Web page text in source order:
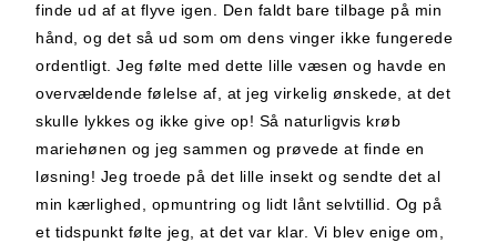
finde ud af at flyve igen. Den faldt bare tilbage på min
hånd, og det så ud som om dens vinger ikke fungerede
ordentligt. Jeg følte med dette lille væsen og havde en
overvældende følelse af, at jeg virkelig ønskede, at det
skulle lykkes og ikke give op! Så naturligvis krøb
mariehønen og jeg sammen og prøvede at finde en
løsning! Jeg troede på det lille insekt og sendte det al
min kærlighed, opmuntring og lidt lånt selvtillid. Og på
et tidspunkt følte jeg, at det var klar. Vi blev enige om,